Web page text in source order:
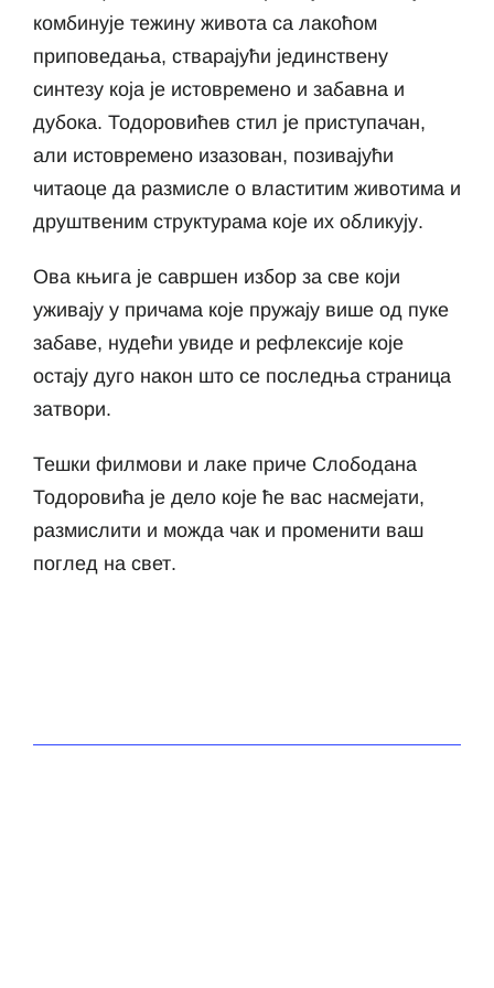
комбинује тежину живота са лакоћом
приповедања, стварајући јединствену
синтезу која је истовремено и забавна и
дубока. Тодоровићев стил је приступачан,
али истовремено изазован, позивајући
читаоце да размисле о властитим животима и
друштвеним структурама које их обликују.
Ова књига је савршен избор за све који
уживају у причама које пружају више од пуке
забаве, нудећи увиде и рефлексије које
остају дуго након што се последња страница
затвори.
Тешки филмови и лаке приче Слободана
Тодоровића је дело које ће вас насмејати,
размислити и можда чак и променити ваш
поглед на свет.